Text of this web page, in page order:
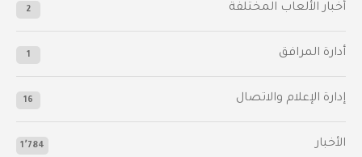
أخبار الألعاب المختلفة 2
أدارة المرافق 1
إدارة الإعلام والاتصال 16
الأخبار 1٬784